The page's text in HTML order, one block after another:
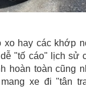
xo hay các khớp
"tố cáo" lịch sử
hoàn toàn cũng
xe đi "tân